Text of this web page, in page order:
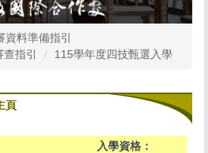
資料準備指引
指引
115學年度四技甄選入學
頁
入學資格：